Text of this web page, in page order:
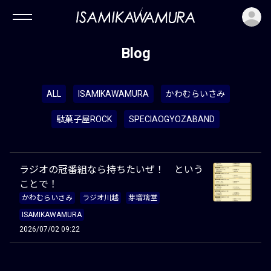
Blog
ALL ISAMIKAWAMURA かわむらいさみ
駄菓子屋ROCK SPECIAOGYOZABAND
ラジオの冠番組なら持ちたいぜ！ という
ことで！
かわむらいさみ ラジオ川越
芽瑠璃堂
ISAMIKAWAMURA
2026/07/02 09:22